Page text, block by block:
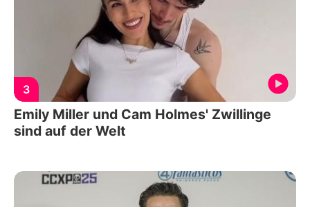
3
Emily Miller und Cam Holmes' Zwillinge
sind auf der Welt